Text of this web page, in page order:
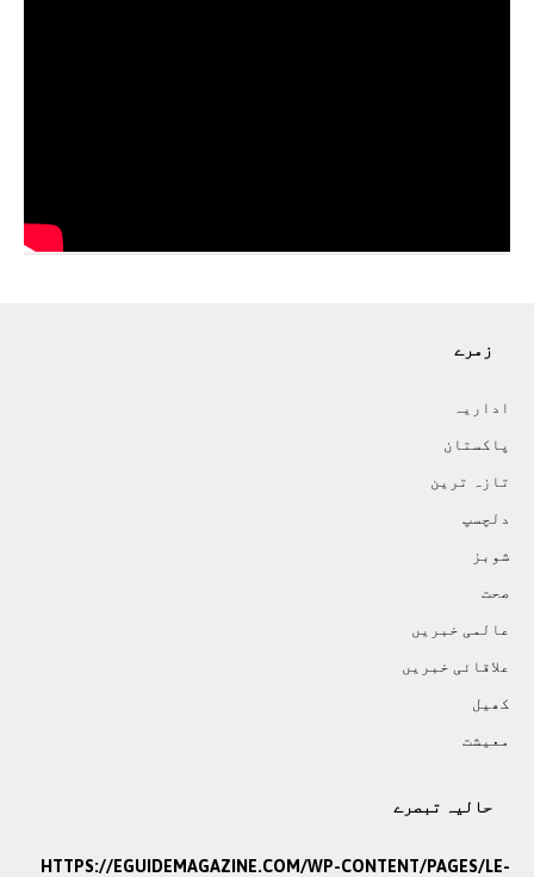
زمرے
اداريہ
پاکستان
تازہ ترين
دلچسپ
شوبز
صحت
عالمی خبريں
علاقائی خبريں
کھيل
معيشت
حالیہ تبصرے
HTTPS://EGUIDEMAGAZINE.COM/WP-CONTENT/PAGES/LE-